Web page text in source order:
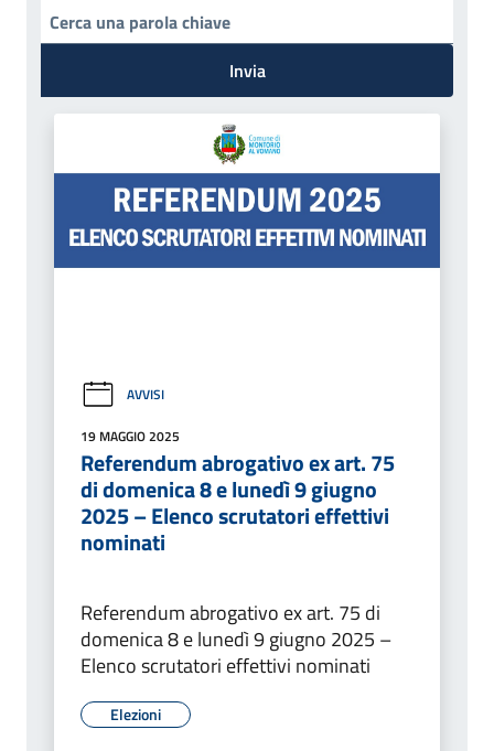
Invia
AVVISI
19 MAGGIO 2025
Referendum abrogativo ex art. 75
di domenica 8 e lunedì 9 giugno
2025 – Elenco scrutatori effettivi
nominati
Referendum abrogativo ex art. 75 di
domenica 8 e lunedì 9 giugno 2025 –
Elenco scrutatori effettivi nominati
Elezioni